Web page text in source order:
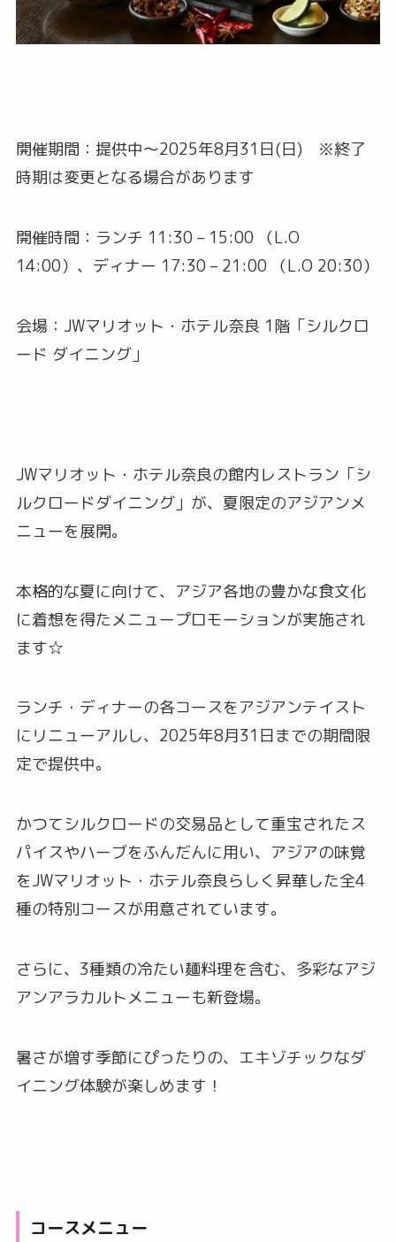
開催期間：提供中〜2025年8月31日(日) ※終了
時期は変更となる場合があります
開催時間：ランチ 11:30 – 15:00 （L.O
14:00）、ディナー 17:30 – 21:00 （L.O 20:30）
会場：JWマリオット・ホテル奈良 1階「シルクロ
ード ダイニング」
JWマリオット・ホテル奈良の館内レストラン「シ
ルクロードダイニング」が、夏限定のアジアンメ
ニューを展開。
本格的な夏に向けて、アジア各地の豊かな食文化
に着想を得たメニュープロモーションが実施され
ます☆
ランチ・ディナーの各コースをアジアンテイスト
にリニューアルし、2025年8月31日までの期間限
定で提供中。
かつてシルクロードの交易品として重宝されたス
パイスやハーブをふんだんに用い、アジアの味覚
をJWマリオット・ホテル奈良らしく昇華した全4
種の特別コースが用意されています。
さらに、3種類の冷たい麺料理を含む、多彩なアジ
アンアラカルトメニューも新登場。
暑さが増す季節にぴったりの、エキゾチックなダ
イニング体験が楽しめます！
コースメニュー